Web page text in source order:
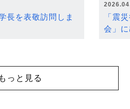
長を表敬訪問しま
「震
会」
もっと見る